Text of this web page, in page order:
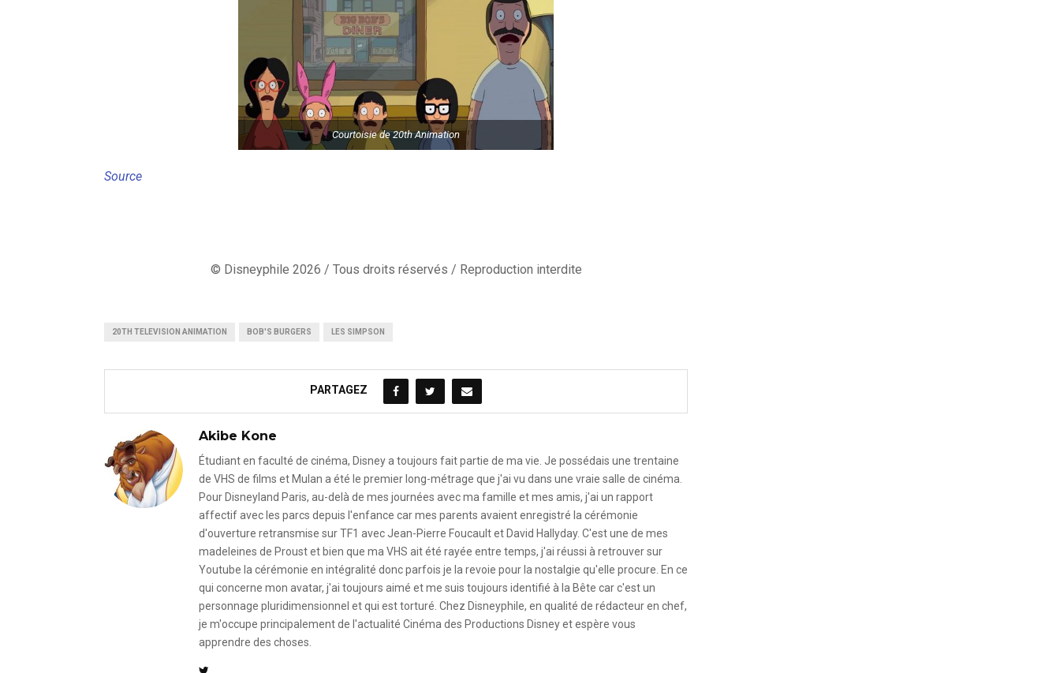
Courtoisie de 20th Animation
Source
© Disneyphile 2026 / Tous droits réservés / Reproduction interdite
20TH TELEVISION ANIMATION BOB'S BURGERS LES SIMPSON
PARTAGEZ
Akibe Kone
Étudiant en faculté de cinéma, Disney a toujours fait partie de ma vie. Je possédais une trentaine
de VHS de films et Mulan a été le premier long-métrage que j'ai vu dans une vraie salle de cinéma.
Pour Disneyland Paris, au-delà de mes journées avec ma famille et mes amis, j'ai un rapport
affectif avec les parcs depuis l'enfance car mes parents avaient enregistré la cérémonie
d'ouverture retransmise sur TF1 avec Jean-Pierre Foucault et David Hallyday. C'est une de mes
madeleines de Proust et bien que ma VHS ait été rayée entre temps, j'ai réussi à retrouver sur
Youtube la cérémonie en intégralité donc parfois je la revoie pour la nostalgie qu'elle procure. En ce
qui concerne mon avatar, j'ai toujours aimé et me suis toujours identifié à la Bête car c'est un
personnage pluridimensionnel et qui est torturé. Chez Disneyphile, en qualité de rédacteur en chef,
je m'occupe principalement de l'actualité Cinéma des Productions Disney et espère vous
apprendre des choses.